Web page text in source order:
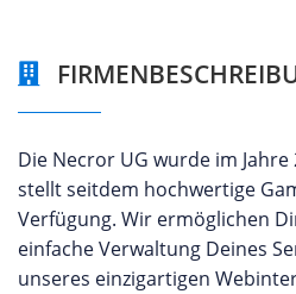
Die Necror UG wurde im
stellt seitdem hochwertige
Verfügung. Wir ermöglichen
einfache Verwaltung Deines
unseres einzigartigen